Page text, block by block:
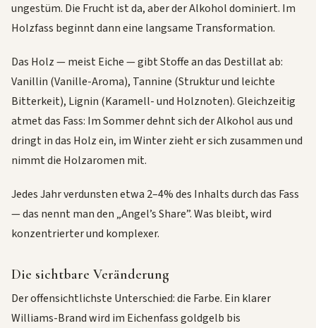
ungestüm. Die Frucht ist da, aber der Alkohol dominiert. Im
Holzfass beginnt dann eine langsame Transformation.
Das Holz — meist Eiche — gibt Stoffe an das Destillat ab:
Vanillin (Vanille-Aroma), Tannine (Struktur und leichte
Bitterkeit), Lignin (Karamell- und Holznoten). Gleichzeitig
atmet das Fass: Im Sommer dehnt sich der Alkohol aus und
dringt in das Holz ein, im Winter zieht er sich zusammen und
nimmt die Holzaromen mit.
Jedes Jahr verdunsten etwa 2–4% des Inhalts durch das Fass
— das nennt man den „Angel’s Share”. Was bleibt, wird
konzentrierter und komplexer.
Die sichtbare Veränderung
Der offensichtlichste Unterschied: die Farbe. Ein klarer
Williams-Brand wird im Eichenfass goldgelb bis